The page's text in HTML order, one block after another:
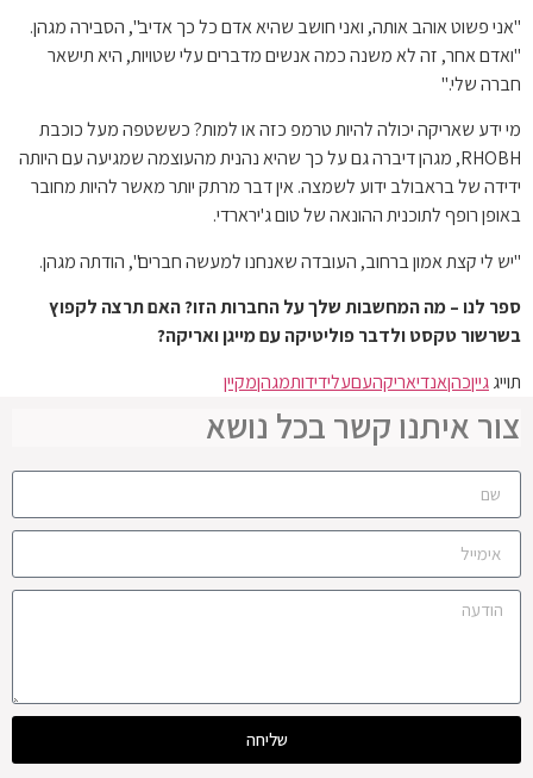
"אני פשוט אוהב אותה, ואני חושב שהיא אדם כל כך אדיב", הסבירה מגהן.
"ואדם אחר, זה לא משנה כמה אנשים מדברים עלי שטויות, היא תישאר
חברה שלי."
מי ידע שאריקה יכולה להיות טרמפ כזה או למות? כששטפה מעל כוכבת
RHOBH, מגהן דיברה גם על כך שהיא נהנית מהעוצמה שמגיעה עם היותה
ידידה של בראבולב ידוע לשמצה. אין דבר מרתק יותר מאשר להיות מחובר
באופן רופף לתוכנית ההונאה של טום ג'ירארדי.
"יש לי קצת אמון ברחוב, העובדה שאנחנו למעשה חברים", הודתה מגהן.
ספר לנו – מה המחשבות שלך על החברות הזו? האם תרצה לקפוץ
בשרשור טקסט ולדבר פוליטיקה עם מייגן ואריקה?
תוייגגייןכהןאנדיאריקהעםעלידידותמגהןמקיין
צור איתנו קשר בכל נושא
שליחה